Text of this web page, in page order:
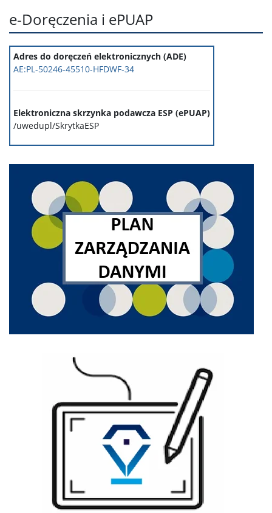
e-Doręczenia i ePUAP
Adres do doręczeń elektronicznych (ADE)
AE:PL-50246-45510-HFDWF-34
Elektroniczna skrzynka podawcza ESP (ePUAP)
/uwedupl/SkrytkaESP